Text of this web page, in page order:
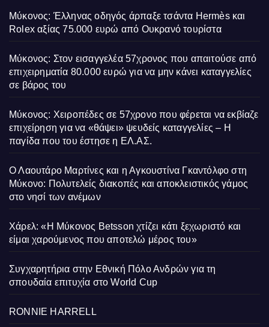
Μύκονος: Έλληνας οδηγός άρπαξε τσάντα Hermès και
Rolex αξίας 75.000 ευρώ από Ουκρανό τουρίστα
Μύκονος: Στον εισαγγελέα 57χρονος που απαιτούσε από
επιχειρηματία 80.000 ευρώ για να μην κάνει καταγγελίες
σε βάρος του
Μύκονος: Χειροπέδες σε 57χρονο που φέρεται να εκβίαζε
επιχείρηση για να «θάψει» ψευδείς καταγγελίες – Η
παγίδα που του έστησε η ΕΛ.ΑΣ.
Ο Λαουτάρο Μαρτίνες και η Αγκουστίνα Γκαντόλφο στη
Μύκονο: Πολυτελείς διακοπές και αποκλειστικός γάμος
στο νησί των ανέμων
Χάρελ: «Η Μύκονος Betsson χτίζει κάτι ξεχωριστό και
είμαι χαρούμενος που αποτελώ μέρος του»
Συγχαρητήρια στην Εθνική Πόλο Ανδρών για τη
σπουδαία επιτυχία στο World Cup
RONNIE HARRELL